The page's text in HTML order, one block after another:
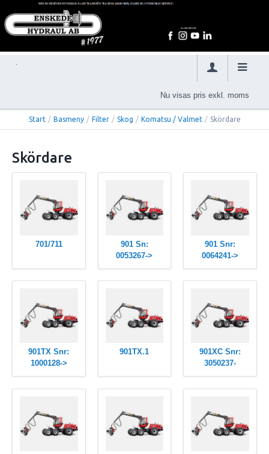
Nu visas pris exkl. moms
Start / Basmeny / Filter / Skog / Komatsu / Valmet / Skördare
Skördare
701/711
901 Sn:
0053267->
901 Snr:
0064241->
901TX Snr:
1000128->
901TX.1
901XC Snr:
3050237-